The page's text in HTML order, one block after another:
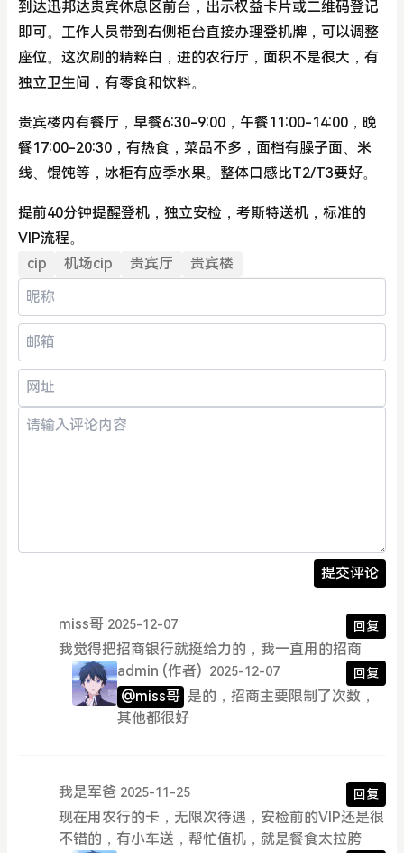
到达迅邦达贵宾休息区前台，出示权益卡片或二维码登记
即可。工作人员带到右侧柜台直接办理登机牌，可以调整
座位。这次刷的精粹白，进的农行厅，面积不是很大，有
独立卫生间，有零食和饮料。
贵宾楼内有餐厅，早餐6:30-9:00，午餐11:00-14:00，晚
餐17:00-20:30，有热食，菜品不多，面档有臊子面、米
线、馄饨等，冰柜有应季水果。整体口感比T2/T3要好。
提前40分钟提醒登机，独立安检，考斯特送机，标准的
VIP流程。
cip
机场cip 贵宾厅 贵宾楼
提交评论
miss哥 2025-12-07 回复
我觉得把招商银行就挺给力的，我一直用的招商
admin (作者) 2025-12-07 回复
@miss哥 是的，招商主要限制了次数，
其他都很好
我是军爸 2025-11-25 回复
现在用农行的卡，无限次待遇，安检前的VIP还是很
不错的，有小车送，帮忙值机，就是餐食太拉胯